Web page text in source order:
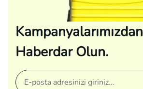
Kampanyalarımızdan
Haberdar Olun.